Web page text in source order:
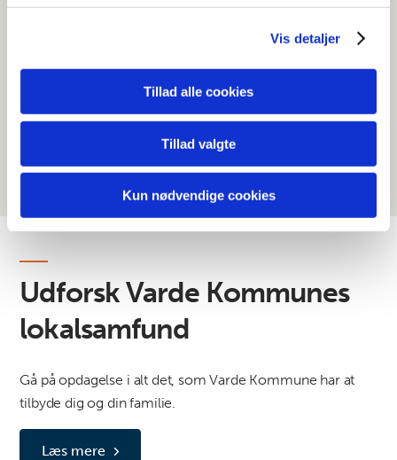
Vi bruger cookies til at tilpasse vores indhold og
for sociale medier, annonceringspartnere og
analysepartnere. Vores partnere kan kombinere disse
data med andre oplysninger, du har givet dem, eller som
de har indsamlet fra din brug af deres tjenester.
Vis detaljer
Tillad alle cookies
Tillad valgte
Kun nødvendige cookies
Borgerservice
Søg job eller elevplads
Udforsk Varde Kommunes
lokalsamfund
Gå på opdagelse i alt det, som Varde Kommune har at
tilbyde dig og din familie.
Læs mere